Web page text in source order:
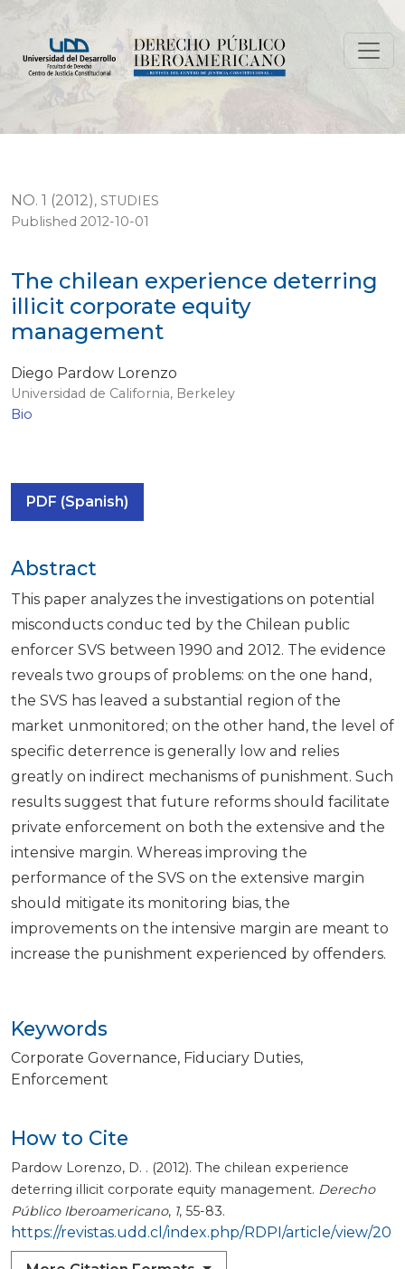
The chilean experience deterring illicit corporate
NO. 1 (2012), STUDIES
The chilean experience deterring
illicit corporate equity
management
Published 2012-10-01
Diego Pardow Lorenzo
Universidad de California, Berkeley
Bio
PDF (Spanish)
Keywords
Corporate Governance Fiduciary Duties
Enforcement
How to Cite
Pardow Lorenzo, D. . (2012). The chilean experience
deterring illicit corporate equity management. Derecho
Público Iberoamericano, 1, 55-83.
https://revistas.udd.cl/index.php/RDPI/article/view/20
Abstract
This paper analyzes the investigations on potential
misconducts conduc ted by the Chilean public
enforcer SVS between 1990 and 2012. The evidence
reveals two groups of problems: on the one hand,
the SVS has leaved a substantial region of the
market unmonitored; on the other hand, the level of
specific deterrence is generally low and relies
greatly on indirect mechanisms of punishment. Such
results suggest that future reforms should facilitate
private enforcement on both the extensive and the
intensive margin. Whereas improving the
performance of the SVS on the extensive margin
should mitigate its monitoring bias, the
improvements on the intensive margin are meant to
increase the punishment experienced by offenders.